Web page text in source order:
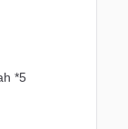
*5